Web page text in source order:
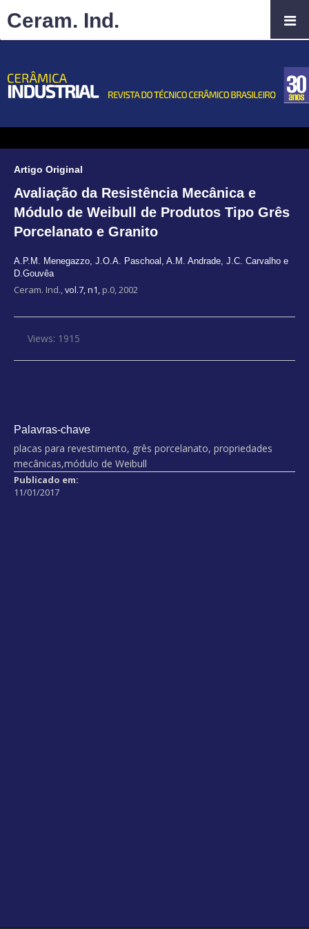
Artigo Original
Avaliação da Resistência Mecânica e
Módulo de Weibull de Produtos Tipo Grês
Porcelanato e Granito
A.P.M. Menegazzo, J.O.A. Paschoal , A.M. Andrade, J.C. Carvalho e
D.Gouvêa
Ceram. Ind.,vol.7, n1, p.0, 2002
Views: 1915
Palavras-chave
placas para revestimento, grês porcelanato, propriedades
mecânicas,módulo de Weibull
Publicado em:
11/01/2017
Ceram. Ind.